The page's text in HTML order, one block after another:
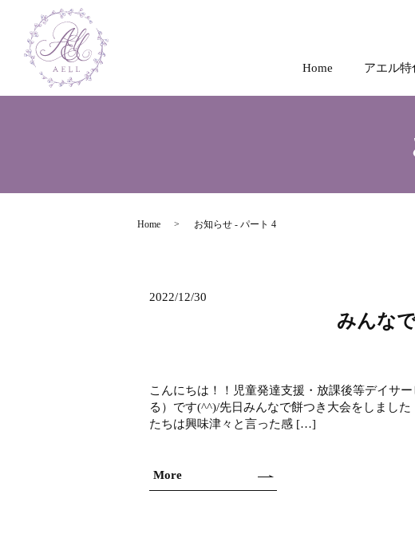
Home アエル特
Home お知らせ - パート 4
2022/12/30
みんな
こんにちは！！児童発達支援・放課後等デイサ
る）です(^^)/先日みんなで餅つき大会をしまし
たちは興味津々と言った感 […]
More